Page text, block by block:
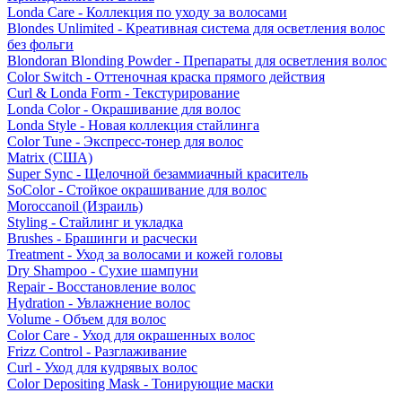
Londa Care - Коллекция по уходу за волосами
Blondes Unlimited - Креативная система для осветления волос
без фольги
Blondoran Blonding Powder - Препараты для осветления волос
Color Switch - Оттеночная краска прямого действия
Curl & Londa Form - Текстурирование
Londa Color - Окрашивание для волос
Londa Style - Новая коллекция стайлинга
Color Tune - Экспресс-тонер для волос
Matrix (США)
Super Sync - Щелочной безаммиачный краситель
SoColor - Стойкое окрашивание для волос
Moroccanoil (Израиль)
Styling - Стайлинг и укладка
Brushes - Брашинги и расчески
Treatment - Уход за волосами и кожей головы
Dry Shampoo - Сухие шампуни
Repair - Восстановление волос
Hydration - Увлажнение волос
Volume - Объем для волос
Color Care - Уход для окрашенных волос
Frizz Control - Разглаживание
Curl - Уход для кудрявых волос
Color Depositing Mask - Тонирующие маски